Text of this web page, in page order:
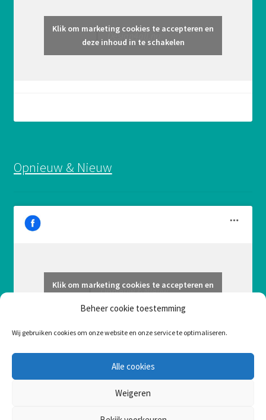
Beheer cookie toestemming
Wij gebruiken cookies om onze website en onze service te optimaliseren.
Alle cookies
Weigeren
Design4all.nu
Klik om marketing cookies te accepteren en
deze inhoud in te schakelen
Opnieuw & Nieuw
Opnieuw & Nieuw
Klik om marketing cookies te accepteren en